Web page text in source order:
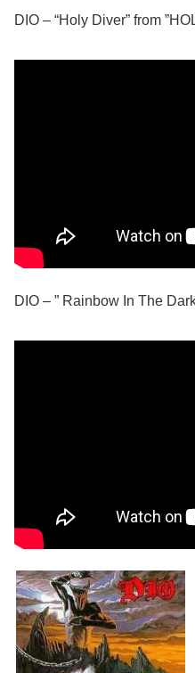
DIO – “Holy Diver” from
DIO – ” Rainbow In The